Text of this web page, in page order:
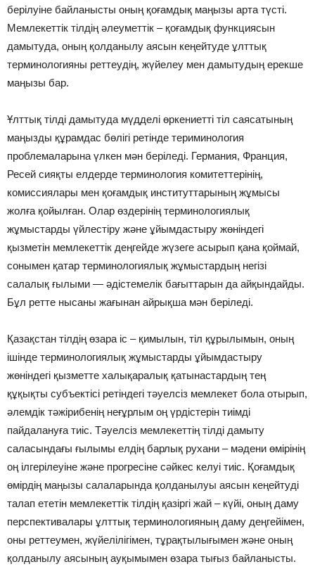
берілуіне байланысты оның қоғамдық маңызы арта түсті.
Мемлекеттік тілдің әлеуметтік – қоғамдық функциясын
дамытуда, оның қолданылу аясын кеңейтуде ұлттық
терминологияны реттеудің, жүйелеу мен дамытудың ерекше
маңызы бар.
Ұлттық тілді дамытуда мүдделі өркениетті тіл саясатының
маңызды құрамдас бөлігі ретінде териминология
проблемаларына үлкен мән беріледі. Германия, Франция,
Ресей сияқты елдерде терминология комитеттерінің,
комиссиялары мен қоғамдық институттарының жұмысы
жолға қойылған. Олар өздерінің терминологиялық
жұмыстарды үйлестіру және ұйымдастыру жөніндегі
қызметін мемлекеттік деңгейде жүзеге асырып қана қоймай,
сонымен қатар терминологиялық жұмыстардың негізі
салалық ғылыми — әдістемелік бағыттарын да айқындайды.
Бұл ретте нысаны жағынан айрықша мән беріледі.
Қазақстан тілдің өзара іс – қимылын, тіл құрылымын, оның
ішінде терминологиялық жұмыстарды ұйымдастыру
жөніндегі қызметте халықаралық қатынастардың тең
құқықты субъектісі ретіндегі тәуелсіз мемлекет бола отырып,
әлемдік тәжірибенің неғұрлым оң үрдістерін тиімді
пайдалануға тиіс. Тәуелсіз мемлекеттің тілді дамыту
саласындағы ғылымы елдің барлық рухани – мәдени өмірінің
оң ілгерілеуіне және прогресіне сәйкес келуі тиіс. Қоғамдық
өмірдің маңызы салаларында қолданылуы аясын кеңейтуді
талап ететін мемлекеттік тілдің қазіргі жай – күйі, оның даму
перспективалары ұлттық терминологияның даму деңгейімен,
оны реттеумен, жүйелілігімен, тұрақтылығымен және оның
қолданылу аясының ауқымымен өзара тығыз байланысты.